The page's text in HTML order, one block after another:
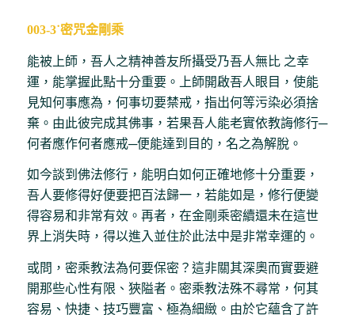
003-3˙密咒金剛乘
能被上師，吾人之精神善友所攝受乃吾人無比 之幸
運，能掌握此點十分重要。上師開啟吾人眼目，使能
見知何事應為，何事切要禁戒，指出何等污染必須捨
棄。由此彼完成其佛事，若果吾人能老實依教誨修行─
何者應作何者應戒─便能達到目的，名之為解脫。
如今談到佛法修行，能明白如何正確地修十分重要，
吾人要修得好便要把百法歸一，若能如是，修行便變
得容易和非常有效。再者，在金剛乘密續還未在這世
界上消失時，得以進入並住於此法中是非常幸運的。
或問，密乘教法為何要保密？這非關其深奧而實要避
開那些心性有限、狹隘者。密乘教法殊不尋常，何其
容易、快捷、技巧豐富、極為細緻。由於它蘊含了許